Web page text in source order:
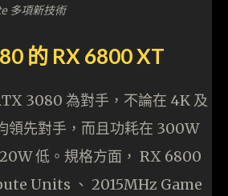
多項新技術
的 RX 6800 XT
3080 為對手，不論在 4K 及
先對手，而且功耗在 300W
低。規格方面， RX 6800
Units 、 2015MHz Game